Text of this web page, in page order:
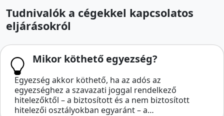
Tudnivalók a cégekkel kapcsolatos
eljárásokról
Mikor köthető egyezség?
Egyezség akkor köthető, ha az adós az
egyezséghez a szavazati joggal rendelkező
hitelezőktől – a biztosított és a nem biztosított
hitelezői osztályokban egyaránt – a…